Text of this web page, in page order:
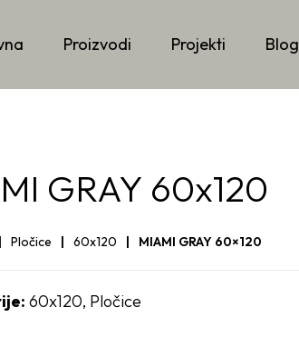
Proizvodi Projekti Blog
GRAY 60x120
Pločice 60x120 MIAMI GRAY 60×120
60x120, Pločice